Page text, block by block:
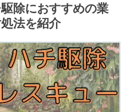
除におすすめの業
法を紹介